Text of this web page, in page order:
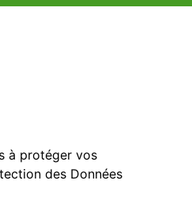
à protéger vos
des Données